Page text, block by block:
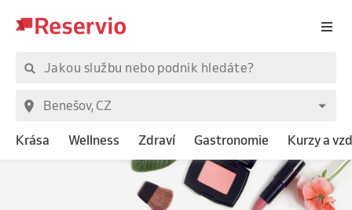
Krása Wellness Zdraví Gastronomie Kurzy a